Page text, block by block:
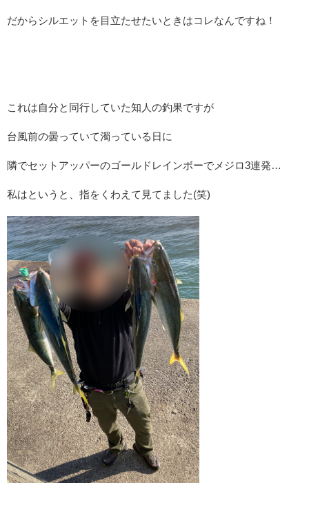
だからシルエットを目立たせたいときはコレなんですね！
これは自分と同行していた知人の釣果ですが
台風前の曇っていて濁っている日に
隣でセットアッパーのゴールドレインボーでメジロ3連発…
私はというと、指をくわえて見てました(笑)